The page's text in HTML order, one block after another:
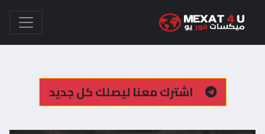
اشترك معنا ليصلك كل جديد